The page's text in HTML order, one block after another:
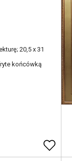
20,5 x 31
końcówką